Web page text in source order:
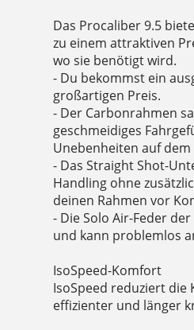
Das Procaliber 9.5
zu einem attraktiven
wo sie benötigt wird.
- Du bekommst ein
großartigen Preis.
- Der Carbonrahmen
geschmeidiges
Unebenheiten auf
- Das Straight Shot-
Handling ohne
deinen Rahmen vor
- Die Solo Air-Feder
und kann problemlos
IsoSpeed-Komfort
IsoSpeed reduziert
effizienter und länger